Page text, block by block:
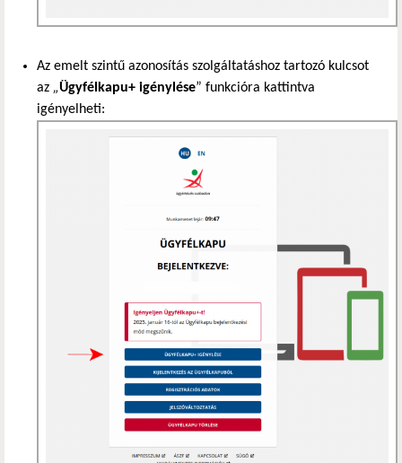
Az emelt szintű azonosítás szolgáltatáshoz tartozó kulcsot
az „Ügyfélkapu+ igénylése” funkcióra kattintva
igényelheti: